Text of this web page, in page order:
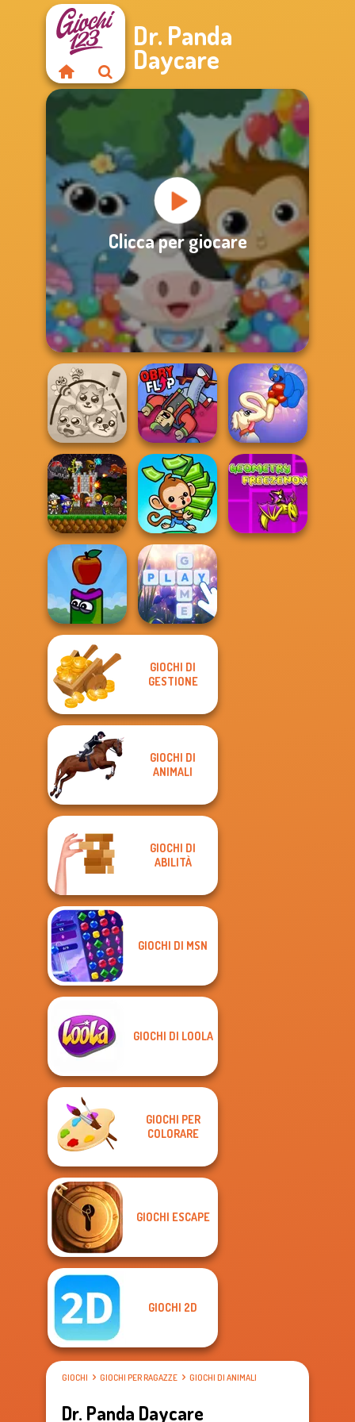
Dr. Panda
Daycare
Clicca per giocare
Protect My Dog 3 Obby Flip
Long Dog - Long
Nose
Mini Guardians
Castle Defense
Mini Monkey Mart
Apple Worm
GIOCHI DI
GESTIONE
GIOCHI DI
ANIMALI
GIOCHI DI
ABILITÀ
GIOCHI DI MSN
GIOCHI DI LOOLA
GIOCHI PER
COLORARE
GIOCHI ESCAPE
GIOCHI 2D
GIOCHI GIOCHI PER RAGAZZE GIOCHI DI ANIMALI
Dr. Panda Daycare